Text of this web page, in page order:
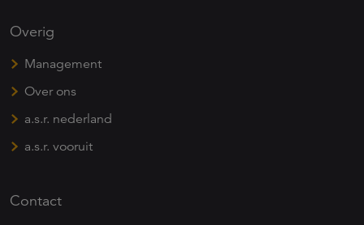
Overig
Management
Over ons
a.s.r. nederland
a.s.r. vooruit
Contact